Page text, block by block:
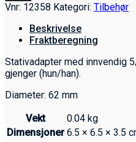
Vnr: 12358 Kategori: Tilbehør
Beskrivelse
Fraktberegning
Stativadapter med innvendig
gjenger (hun/han).
Diameter: 62 mm
Vekt
0.04 kg
Dimensjoner 6.5 × 6.5 × 3.5